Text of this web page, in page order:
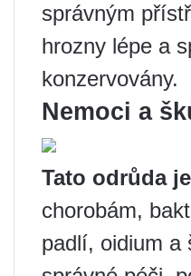
správným
hrozny lépe a
konzervovány.
Nemoci a
Tato odrůda
chorobám,
padlí, oidium a